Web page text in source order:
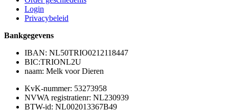
Login
Privacybeleid
Bankgegevens
IBAN: NL50TRIO0212118447
BIC:TRIONL2U
naam: Melk voor Dieren
KvK-nummer: 53273958
NVWA registratienr: NL230939
BTW-id: NL002013367B49